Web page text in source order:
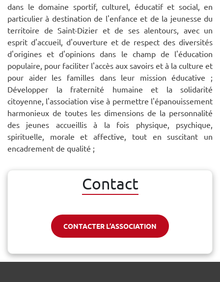
dans le domaine sportif, culturel, éducatif et social, en
particulier à destination de l'enfance et de la jeunesse du
territoire de Saint-Dizier et de ses alentours, avec un
esprit d'accueil, d'ouverture et de respect des diversités
d'origines et d'opinions dans le champ de l'éducation
populaire, pour faciliter l'accès aux savoirs et à la culture et
pour aider les familles dans leur mission éducative ;
Développer la fraternité humaine et la solidarité
citoyenne, l'association vise à permettre l'épanouissement
harmonieux de toutes les dimensions de la personnalité
des jeunes accueillis à la fois physique, psychique,
spirituelle, morale et affective, tout en suscitant un
encadrement de qualité ;
Contact
CONTACTER L’ASSOCIATION